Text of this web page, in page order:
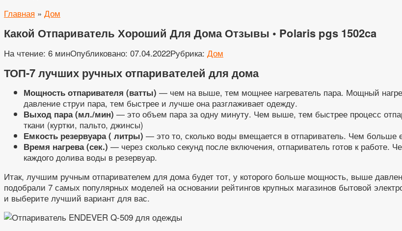
Главная » Дом
Какой Отпариватель Хороший Для Дома Отзывы • Polaris pgs 1502ca
На чтение: 6 минОпубликовано: 07.04.2022Рубрика: Дом
ТОП-7 лучших ручных отпаривателей для дома
Мощность отпаривателя (ватты) — чем на выше, тем мощнее нагреватель пара. Мощный
давление струи пара, тем быстрее и лучше она разглаживает одежду.
Выход пара (мл./мин) — это объем пара за одну минуту. Чем выше, тем быстрее процесс
ткани (куртки, пальто, джинсы)
Емкость резервуара ( литры) — это то, сколько воды вмещается в отпариватель. Чем
Время нагрева (сек.) — через сколько секунд после включения, отпариватель готов к
каждого долива воды в резервуар.
Итак, лучшим ручным отпаривателем для дома будет тот, у которого больше мощность, выше
подобрали 7 самых популярных моделей на основании рейтингов крупных магазинов бытовой
и выберите лучший вариант для вас.